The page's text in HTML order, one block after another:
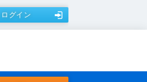
ログイン